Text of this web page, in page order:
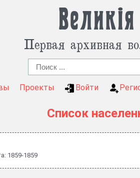
Первая архивная
Проекты Войти
Список
1859-1859